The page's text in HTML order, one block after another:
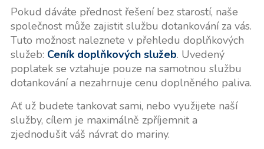
Pokud dáváte přednost řešení bez starostí, naše
společnost může zajistit službu dotankování za vás.
Tuto možnost naleznete v přehledu doplňkových
služeb: Ceník doplňkových služeb. Uvedený
poplatek se vztahuje pouze na samotnou službu
dotankování a nezahrnuje cenu doplněného paliva.
Ať už budete tankovat sami, nebo využijete naší
služby, cílem je maximálně zpříjemnit a
zjednodušit váš návrat do mariny.